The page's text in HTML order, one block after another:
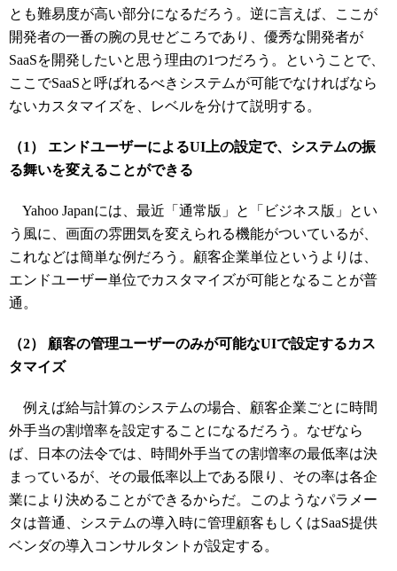
とも難易度が高い部分になるだろう。逆に言えば、ここが
開発者の一番の腕の見せどころであり、優秀な開発者が
SaaSを開発したいと思う理由の1つだろう。ということで、
ここでSaaSと呼ばれるべきシステムが可能でなければなら
ないカスタマイズを、レベルを分けて説明する。
（1） エンドユーザーによるUI上の設定で、システムの振
る舞いを変えることができる
Yahoo Japanには、最近「通常版」と「ビジネス版」とい
う風に、画面の雰囲気を変えられる機能がついているが、
これなどは簡単な例だろう。顧客企業単位というよりは、
エンドユーザー単位でカスタマイズが可能となることが普
通。
（2） 顧客の管理ユーザーのみが可能なUIで設定するカス
タマイズ
例えば給与計算のシステムの場合、顧客企業ごとに時間
外手当の割増率を設定することになるだろう。なぜなら
ば、日本の法令では、時間外手当ての割増率の最低率は決
まっているが、その最低率以上である限り、その率は各企
業により決めることができるからだ。このようなパラメー
タは普通、システムの導入時に管理顧客もしくはSaaS提供
ベンダの導入コンサルタントが設定する。